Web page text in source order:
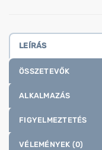
LEÍRÁS
ÖSSZETEVŐK
ALKALMAZÁS
FIGYELMEZTETÉS
VÉLEMÉNYEK (0)